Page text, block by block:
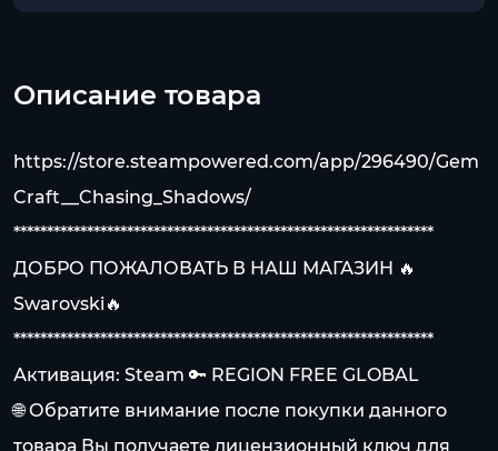
Описание товара
https://store.steampowered.com/app/296490/Gem
Craft__Chasing_Shadows/
***************************************************************
ДОБРО ПОЖАЛОВАТЬ В НАШ МАГАЗИН 🔥
Swarovski🔥
***************************************************************
Активация: Steam 🔑 REGION FREE GLOBAL
🌐 Обратите внимание после покупки данного
товара Вы получаете лицензионный ключ для